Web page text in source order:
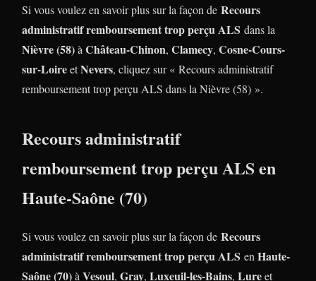
Si vous voulez en savoir plus sur la façon de Recours
administratif remboursement trop perçu ALS dans la
Nièvre (58)à Château-Chinon, Clamecy, Cosne-Cours-
sur-LoireetNevers, cliquez sur « Recours administratif
remboursement trop perçu ALS dans la Nièvre (58) ».
Recours administratif
remboursement trop perçu ALS en
Haute-Saône (70)
Si vous voulez en savoir plus sur la façon de Recours
administratif remboursement trop perçu ALS en Haute-
Saône (70)à Vesoul, Gray, Luxeuil-les-Bains, Lureet